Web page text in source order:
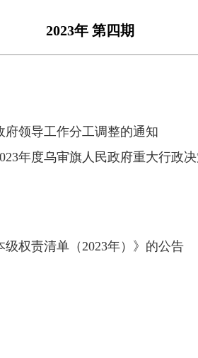
2023年 第四期
领导工作分工调整的通知
年度乌审旗人民政府重大行政决
权责清单（2023年）》的公告